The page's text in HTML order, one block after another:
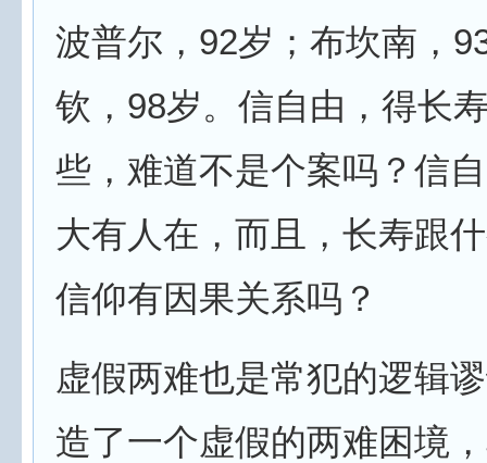
波普尔，92岁；布坎南，
钦，98岁。信自由，得长
些，难道不是个案吗？信
大有人在，而且，长寿跟
信仰有因果关系吗？
虚假两难也是常犯的逻辑
造了一个虚假的两难困境